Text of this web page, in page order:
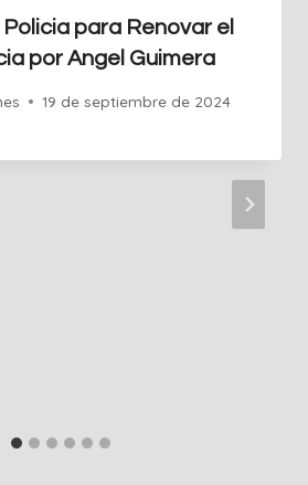
para Renovar el
por Angel Guimera
19 de septiembre de 2024